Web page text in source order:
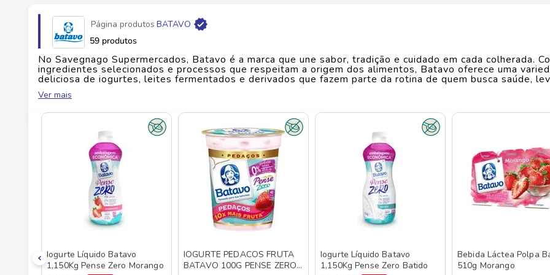
Fabricante LACTALIS DO BRASIL COMERCIO
EAN 7891515405311
Id do produto
Comprimento 5cm
Página produtos BATAVO
59 produtos
No Savegnago Supermercados, Batavo é a marca que une sabor, tradição e cuidado em cada colherada.
ingredientes selecionados e processos que respeitam a origem dos alimentos, Batavo oferece uma
deliciosa de iogurtes, leites fermentados e derivados que fazem parte da rotina de quem busca saúde,
prazer à mesa — seja no café da manhã, lanche da tarde ou em receitas criativas. Desde os clássicos
os sabores com pedaços de fruta, Batavo entrega qualidade e nutrição com aquele toque artesanal que
sabor, com produtos pensados para todas as idades e estilos de vida. Batavo é para quem acredita que
bem é cuidar de si com carinho e sabor. Disponível no Savegnago Supermercados em versões nutritivas
acompanham você do início ao fim do dia.
Ver mais
Iogurte Líquido Batavo
1,150Kg Pense Zero Morango
IOGURTE PEDACOS FRUTA
BATAVO 100G PENSE ZERO
Iogurte Líquido Batavo
1,150Kg Pense Zero Batido
Bebida Láctea Polpa
510g Morango